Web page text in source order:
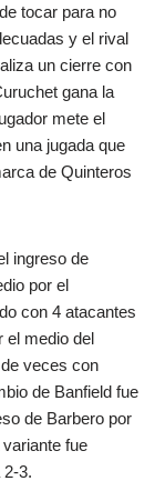
tocar para no
y el rival
un cierre con
gana la
mete el
una jugada que
de Quinteros
ingreso de
por el
con 4 atacantes
el medio del
veces con
de Banfield fue
de Barbero por
fue
3.